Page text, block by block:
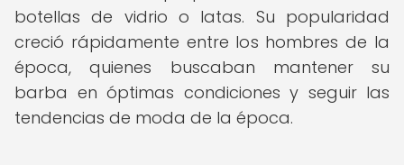
botellas de vidrio o latas. Su popularidad
creció rápidamente entre los hombres de la
época, quienes buscaban mantener su
barba en óptimas condiciones y seguir las
tendencias de moda de la época.